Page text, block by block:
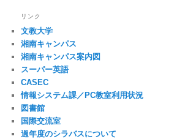
リンク
文教大学
湘南キャンパス
湘南キャンパス案内図
スーパー英語
CASEC
情報システム課／PC教室利用状況
図書館
国際交流室
過年度のシラバスについて